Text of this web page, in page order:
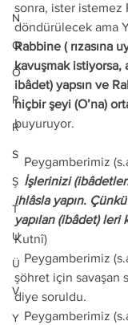
N
O
Ö
P
R
S
Ş
T
U
Ü
V
Y
sonra, ister istemez
döndürülecek ama
Rabbine ( rızasına
kavuşmak istiyorsa,
ibâdet) yapsın ve
hiçbir şeyi (O’na)
buyuruyor.
Peygamberimiz
   İşlerinizi (ibâdetlerinizi) Allah için
ihlâsla yapın.
yapılan (ibâdet) leri
Kutnî)
   Peygamberimiz (s.a.v.) e, “Para ve
şöhret için savaşan
diye soruldu.
Peygamberimiz